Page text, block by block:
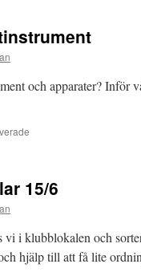
och apparater? Inför
15/6
i klubblokalen och
hjälp till att få lite